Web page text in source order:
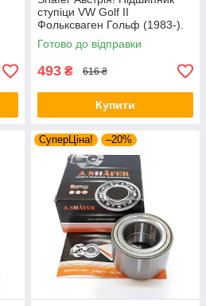
ступіци VW Golf II
Фольксваген Гольф (1983-).
Передній. VKBA906 , R154.23
, 713610180
Готово до відправки
493 ₴ 616 ₴
Купити
СуперЦіна! –20%